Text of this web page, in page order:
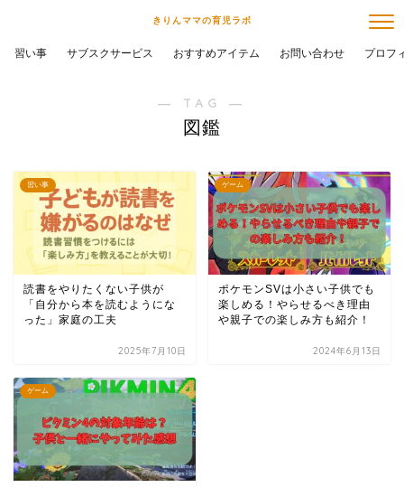
きりんママの育児ラボ
習い事 サブスクサービス おすすめアイテム お問い合わせ プロフ
― TAG ―
図鑑
習い事
読書をやりたくない子供が
「自分から本を読むようにな
った」家庭の工夫
2025年7月10日
ゲーム
ポケモンSVは小さい子供でも
楽しめる！やらせるべき理由
や親子での楽しみ方も紹介！
2024年6月13日
ゲーム